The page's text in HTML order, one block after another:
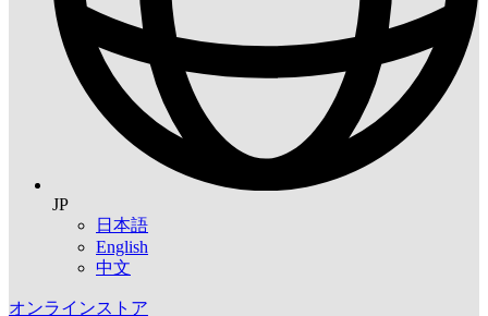
JP
日本語
English
中文
オンラインストア